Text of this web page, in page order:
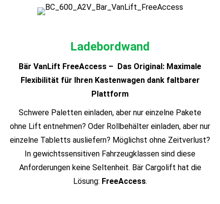
Ladebordwand
Bär VanLift FreeAccess – Das Original: Maximale
Flexibilität für Ihren Kastenwagen dank faltbarer
Plattform
Schwere Paletten einladen, aber nur einzelne Pakete
ohne Lift entnehmen? Oder Rollbehälter einladen, aber nur
einzelne Tabletts ausliefern? Möglichst ohne Zeitverlust?
In gewichtssensitiven Fahrzeugklassen sind diese
Anforderungen keine Seltenheit. Bär Cargolift hat die
Lösung: FreeAccess.